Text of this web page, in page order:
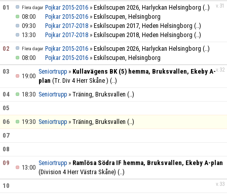
HYR KLUBBSTUGAN
KLUBBSHOP
v.31
01 Flera dagar Pojkar 2015-2016 » Eskilscupen 2026, Harlyckan Helsingborg (..)
08:00
Pojkar 2015-2016 » Eskilscupen, Helsingborg
09:30
Pojkar 2017-2018 » Eskilscupen 2017, Heden Helsingborg (..)
13:30
Pojkar 2017-2018 » Eskilscupen 2018, Heden Helsingborg (..)
02
Flera dagar Pojkar 2015-2016 » Eskilscupen 2026, Harlyckan Helsingborg (..)
08:00
Pojkar 2015-2016 » Eskilscupen, Helsingborg
v.32
03
19:00
Seniortrupp » Kullavägens BK (5) hemma, Bruksvallen, Ekeby A-
plan (Tr. Div 4 Herr Skåne ) (..)
04
18:30 Seniortrupp » Träning, Bruksvallen (..)
05
06
19:30 Seniortrupp » Träning, Bruksvallen (..)
07
08
09
13:00
Seniortrupp » Ramlösa Södra IF hemma, Bruksvallen, Ekeby A-plan
(Division 4 Herr Västra Skåne) (..)
v.33
10